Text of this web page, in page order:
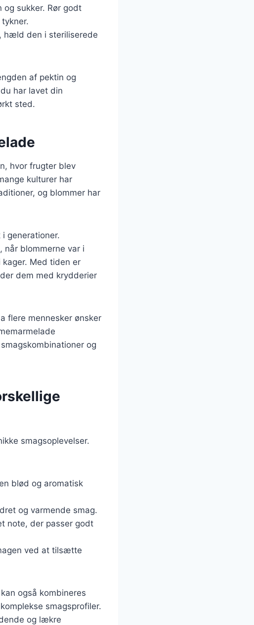
sukker. Rør godt
hæld den i steriliserede
af pektin og
har lavet din
sted.
hvor frugter blev
kulturer har
og blommer har
generationer.
når blommerne var i
Med tiden er
dem med krydderier
flere mennesker ønsker
og
smagsoplevelser.
blød og aromatisk
og varmende smag.
note, der passer godt
ved at tilsætte
også kombineres
smagsprofiler.
og lækre